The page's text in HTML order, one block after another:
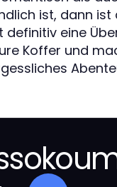
ist, dann ist
definitiv eine
Koffer und